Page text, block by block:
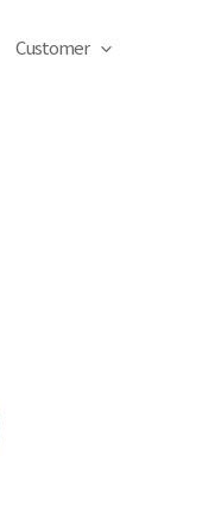
Customer